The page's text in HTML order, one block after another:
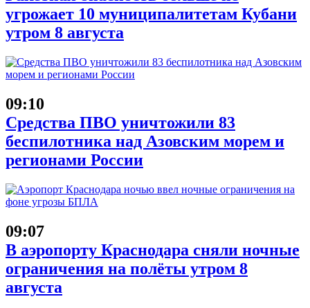
угрожает 10 муниципалитетам Кубани
утром 8 августа
09:10
Средства ПВО уничтожили 83
беспилотника над Азовским морем и
регионами России
09:07
В аэропорту Краснодара сняли ночные
ограничения на полёты утром 8
августа